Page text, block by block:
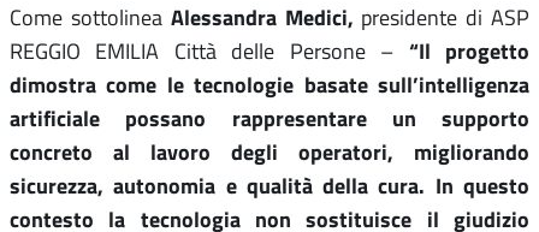
Come sottolinea Alessandra Medici, presidente di ASP
REGGIO EMILIA Città delle Persone – “Il progetto
dimostra come le tecnologie basate sull’intelligenza
artificiale possano rappresentare un supporto
concreto al lavoro degli operatori, migliorando
sicurezza, autonomia e qualità della cura. In questo
contesto la tecnologia non sostituisce il giudizio